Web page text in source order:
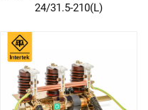
24/31.5-210(L)